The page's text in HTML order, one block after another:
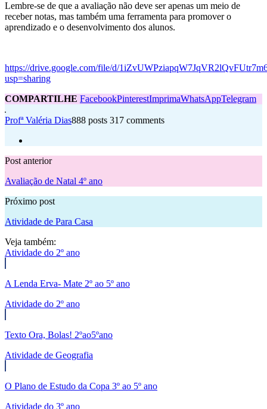
Lembre-se de que a avaliação não deve ser apenas um meio de
receber notas, mas também uma ferramenta para promover o
aprendizado e o desenvolvimento dos alunos.
https://drive.google.com/file/d/
usp=sharing
COMPARTILHE FacebookPinterestImprimaWhatsAppTelegram
Profª Valéria Dias888 posts 317 comments
Post anterior
Avaliação de Natal 4º ano
Próximo post
Atividade de Para Casa
Veja também:
Atividade do 2º ano
A Lenda Erva- Mate 2º ao 5º ano
Atividade do 2º ano
Texto Ora, Bolas! 2ºao5ºano
Atividade de Geografia
O Plano de Estudo da Copa 3º ao 5º ano
Atividade do 3º ano